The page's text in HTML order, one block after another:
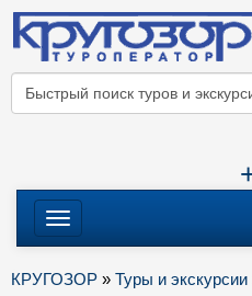
Меню
КРУГОЗОР » Туры и экскурсии